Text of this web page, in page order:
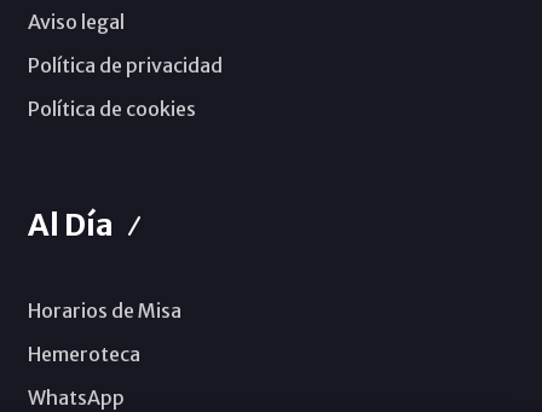
Aviso legal
Política de privacidad
Política de cookies
Al Día
Horarios de Misa
Hemeroteca
WhatsApp